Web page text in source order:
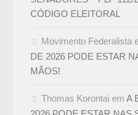
CÓDIGO ELEITORAL
Movimento Federalista
DE 2026 PODE ESTAR
MÃOS!
Thomas Korontai em A